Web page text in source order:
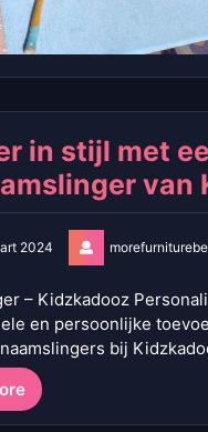
in stijl met
van
2024 morefurniturebe
– Kidzkadooz
en persoonlijke
bij